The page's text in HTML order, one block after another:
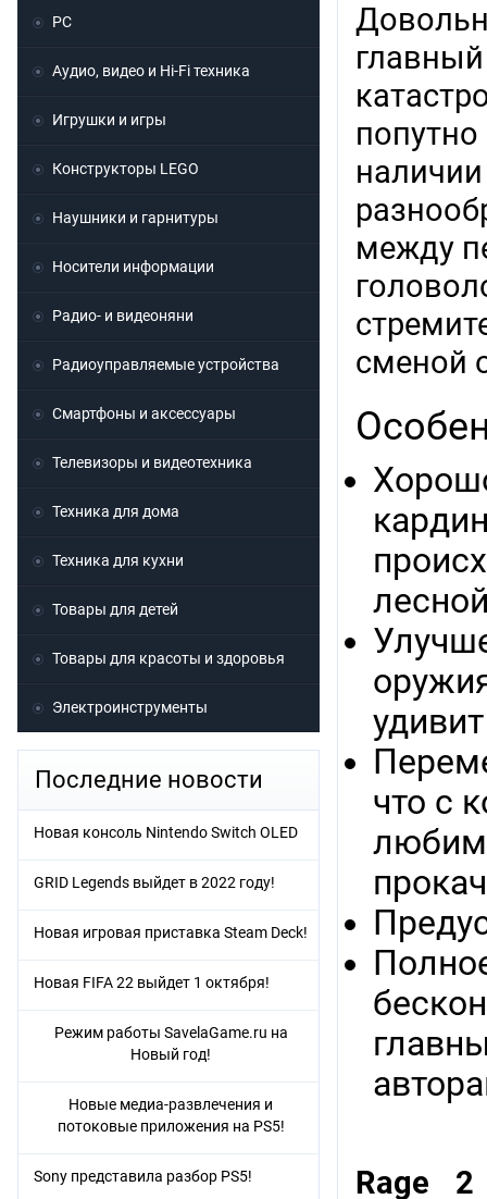
между
сменой
что с
Rage
PC
Аудио, видео и Hi-Fi техника
Игрушки и игры
Конструкторы LEGO
Наушники и гарнитуры
Носители информации
Радио- и видеоняни
Радиоуправляемые устройства
Смартфоны и аксессуары
Телевизоры и видеотехника
Техника для дома
Техника для кухни
Товары для детей
Товары для красоты и здоровья
Электроинструменты
Последние новости
Новая консоль Nintendo Switch OLED
GRID Legends выйдет в 2022 году!
Новая игровая приставка Steam Deck!
Новая FIFA 22 выйдет 1 октября!
Режим работы SavelaGame.ru на
Новый год!
Новые медиа-развлечения и
потоковые приложения на PS5!
Sony представила разбор PS5!